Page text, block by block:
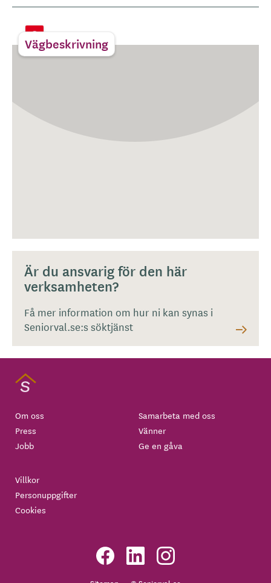
Vägbeskrivning
Är du ansvarig för den här
verksamheten?
Få mer information om hur ni kan synas i
Seniorval.se:s söktjänst
Om oss
Press
Jobb
Samarbeta med oss
Vänner
Ge en gåva
Villkor
Personuppgifter
Cookies